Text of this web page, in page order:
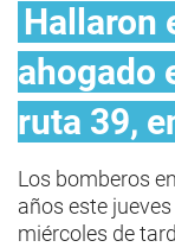
Hallaron
ahogado
ruta 39,
Los bomberos
años este
miércoles de